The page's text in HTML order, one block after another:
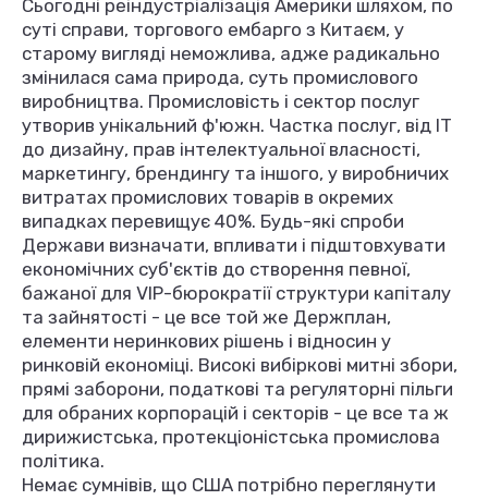
Сьогодні реіндустріалізація Америки шляхом, по
суті справи, торгового ембарго з Китаєм, у
старому вигляді неможлива, адже радикально
змінилася сама природа, суть промислового
виробництва. Промисловість і сектор послуг
утворив унікальний ф'южн. Частка послуг, від IT
до дизайну, прав інтелектуальної власності,
маркетингу, брендингу та іншого, у виробничих
витратах промислових товарів в окремих
випадках перевищує 40%. Будь-які спроби
Держави визначати, впливати і підштовхувати
економічних суб'єктів до створення певної,
бажаної для VIP-бюрократії структури капіталу
та зайнятості - це все той же Держплан,
елементи неринкових рішень і відносин у
ринковій економіці. Високі вибіркові митні збори,
прямі заборони, податкові та регуляторні пільги
для обраних корпорацій і секторів - це все та ж
дирижистська, протекціоністська промислова
політика.
Немає сумнівів, що США потрібно переглянути